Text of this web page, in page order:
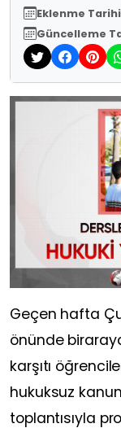
Eklenme
Güncelleme
Geçen hafta
önünde
karşıtı
hukuksuz
toplantısıyla